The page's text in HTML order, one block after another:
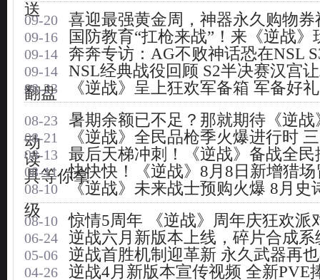
送
09-20 喜迎最强黄金周，神器永久购物券
09-16 国防教育“扛枪来战”！来《逆战》
09-14 奔奔专访：AG不败神话恐在NSL
09-14
NSL经典战役回顾 S2半决赛汉宫
翻盘
08-23 《逆战》呈上狂欢军备箱 军备好
08-23
暑期余额已不足？那就期待《逆战
动
08-21
《逆战》全民品枪季火爆进行时
读
08-13
最后天梯冲刺！《逆战》备战全民
具等你拿
08-11 快快快！《逆战》8月8日新增猎
08-10
《逆战》未来战士预购火爆 8月史
级
08-10 惊情5周年 《逆战》周年庆狂欢派
06-24 逆战六月新版本上线，碎片合成系
05-06 逆战首胜机制迎革新 永久武器再
04-26 逆战4月新版本宣传视频 全新PVE